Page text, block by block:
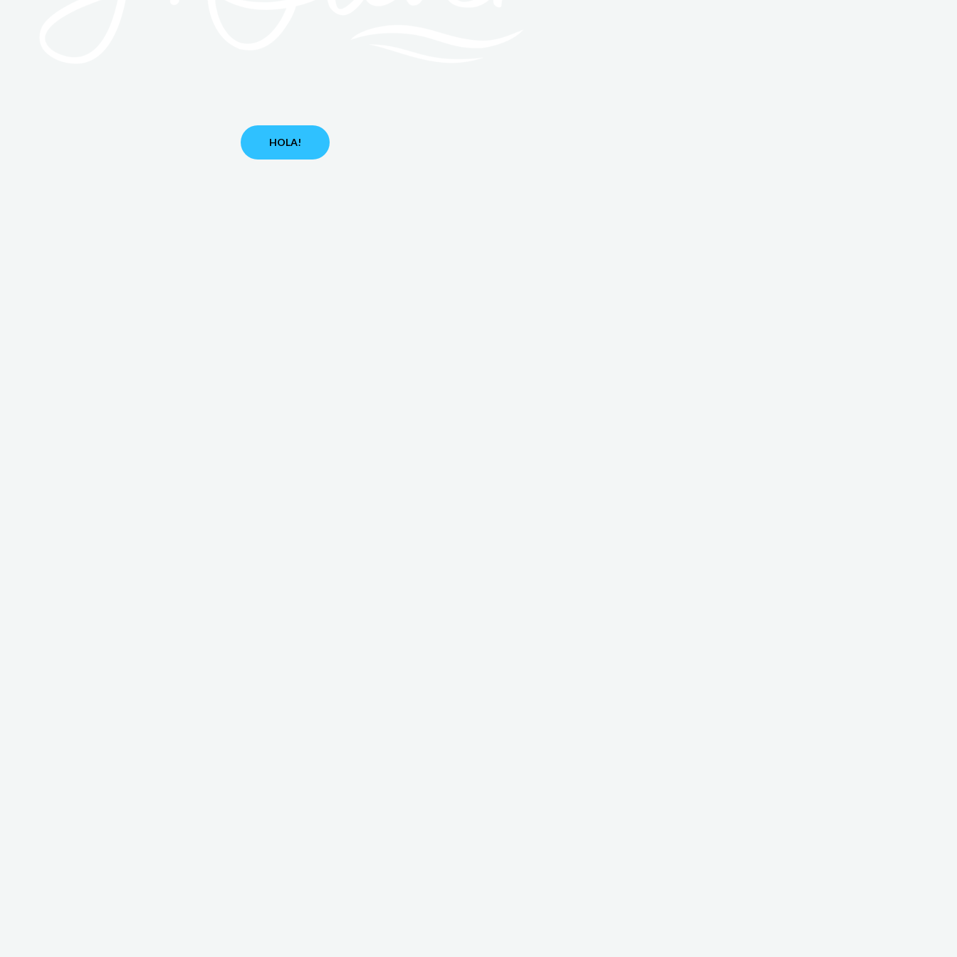
HOLA!